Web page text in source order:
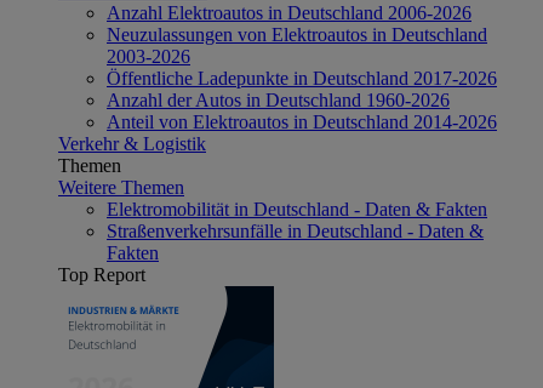
Anzahl Elektroautos in Deutschland 2006-2026
Neuzulassungen von Elektroautos in Deutschland
2003-2026
Öffentliche Ladepunkte in Deutschland 2017-2026
Anzahl der Autos in Deutschland 1960-2026
Anteil von Elektroautos in Deutschland 2014-2026
Verkehr & Logistik
Themen
Weitere Themen
Elektromobilität in Deutschland - Daten & Fakten
Straßenverkehrsunfälle in Deutschland - Daten &
Fakten
Top Report